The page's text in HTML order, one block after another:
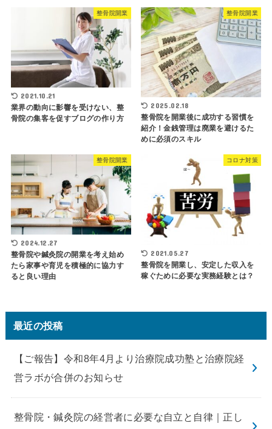
整骨院開業
2021.10.21
業界の動向に影響を受けない、整
骨院の集客を促すブログの作り方
整骨院開業
2025.02.18
整骨院を開業後に成功する習慣を
紹介！金銭管理は廃業を避けるた
めに必須のスキル
整骨院開業
2024.12.27
整骨院や鍼灸院の開業を考え始め
たら家事や育児を積極的に協力す
ると良い理由
コロナ対策
2021.05.27
整骨院を開業し、安定した収入を
稼ぐために必要な実務経験とは？
最近の投稿
【ご報告】令和8年4月より治療院成功塾と治療院経
営ラボが合併のお知らせ
整骨院・鍼灸院の経営者に必要な自立と自律｜正し